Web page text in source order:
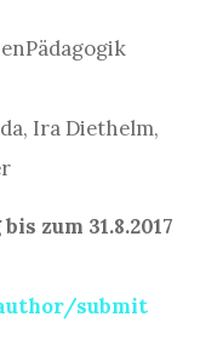
Ira Diethelm,
zum 31.8.2017
submit